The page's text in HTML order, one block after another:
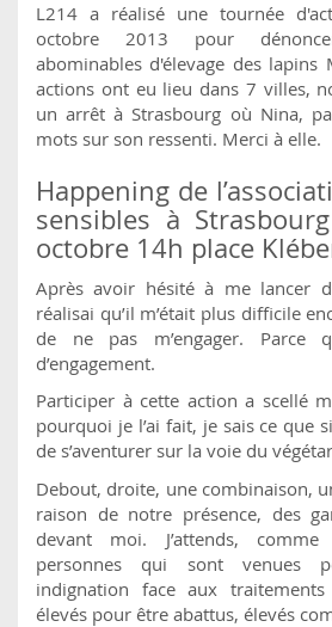
L214 a réalisé une tournée
octobre 2013 pour
abominables d'élevage des lapins
actions ont eu lieu dans 7 villes,
un arrêt à Strasbourg où Nina,
mots sur son ressenti. Merci à elle.
Happening de
sensibles à
octobre 14h place
Après avoir hésité à me lancer
réalisai qu’il m’était plus difficile
de ne pas m’engager. Parce
d’engagement.
Participer à cette action a scellé
pourquoi je l’ai fait, je sais ce que
de s’aventurer sur la voie du
Debout, droite, une combinaison,
raison de notre présence, des
devant moi. J’attends,
personnes qui sont venues
indignation face aux
élevés pour être abattus, élevés